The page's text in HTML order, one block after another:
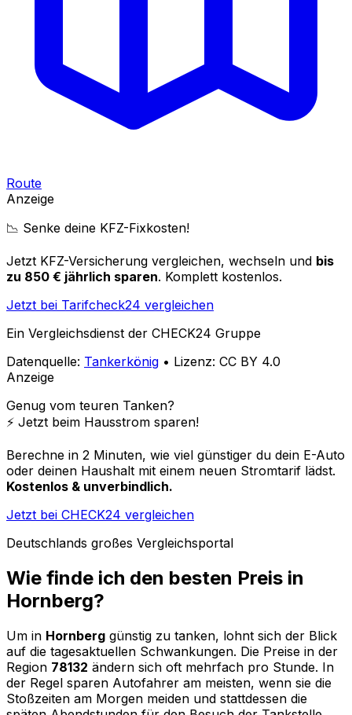
Route
Anzeige
📉 Senke deine KFZ-Fixkosten!
Jetzt KFZ-Versicherung vergleichen, wechseln und bis
zu 850 € jährlich sparen. Komplett kostenlos.
Jetzt bei Tarifcheck24 vergleichen
Ein Vergleichsdienst der CHECK24 Gruppe
Datenquelle: Tankerkönig • Lizenz: CC BY 4.0
Anzeige
Genug vom teuren Tanken?
⚡️ Jetzt beim Hausstrom sparen!
Berechne in 2 Minuten, wie viel günstiger du dein E-Auto
oder deinen Haushalt mit einem neuen Stromtarif lädst.
Kostenlos & unverbindlich.
Jetzt bei CHECK24 vergleichen
Deutschlands großes Vergleichsportal
Wie finde ich den besten Preis in
Hornberg?
Um in Hornberg günstig zu tanken, lohnt sich der Blick
auf die tagesaktuellen Schwankungen. Die Preise in der
Region 78132 ändern sich oft mehrfach pro Stunde. In
der Regel sparen Autofahrer am meisten, wenn sie die
Stoßzeiten am Morgen meiden und stattdessen die